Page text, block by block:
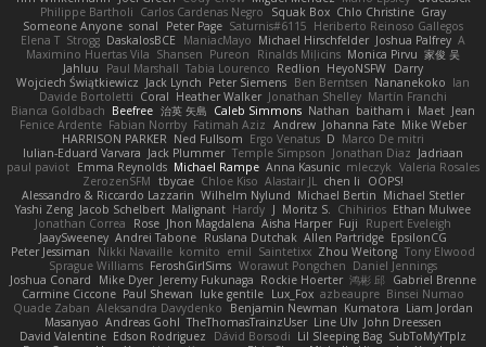
Philippe Bartholi Carlos Cardenas Negro Squak Box Chlo Christine Gray
Someone Anyone sonal Peter Page Saturnis#6115 Heriberto Reinoso Gallegos
Elena T Strogg DaskalosBCE ManiacMayo Michael Hirschfelder Joshua Palfrey A
Maximino Huertas Vila Shansen Pureon Rinalds Miļicins Monica Pirvu 家俊 吴
Jahluu
Paul Marshall Tabia Lourenco Redlion HeyoNSFW Darry
Wojciech Świątkiewicz Jack Lynch Peter Siemens Ben Berntsen Nananekoko Ian
Davide Bortoletti Coral Heather Walker Jonathan Shelley Martín Franchi
Bianca Goldbach Beefree 治英 矢島 Caleb Simmons Nathan baitham i Maet Jean
Fenice Ardente Fabian Norrby Fatimah Aziz Andrew Johanna Fate Mike Weber
HARRISON PARKER Ned Fullsom Ergo Venatus D Marco De mitri
Iulian-Eduard Varvara Jack Plummer Temple Simpson Jonathan Diaz Jadriaan
paul paviot Emma Reynolds Michael Rampe Anna Kasunic mleczyk Valeria Rosales
ZerozenSFM tbycae Chloe Kiso Alastair JL chen li
OOPS!
Alessandro & Riccardo Lazzarin Wilhelm Nylund Michael Bertin Michael Stetler
Yashi Zeng Jacob Schelbert Malignant Hardy J Moritz S. Chihirios Ethan Mulwee
Jonathan Correa
Rose Jhon Magdalena Aisha Harper Fuji
Rupert Eveleigh
JaaySweeney Andrei Tabone Ruslana Dutchak Allen Partridge EpsilonCG
Peter Jessiman
Nikki Navaille komito emil Saintetixx Zhou Weitong Tony Elwood
Sprague Williams FeroshGirlSims Worawut Pongchen Daniel Jennings
Joshua Conard
Mike Dyer Jeremy Fukunaga Rockie Hoerter 鸿彬 邱 Gabriel Brenne
Carmine Ciccone Paul Shewan luke gentile Lux_Fox azbeaupre Binsei Numao
Quade Zaban Aleksandra Davydenko Benjamin Newman Kumatora Liam Jordan
Masanyao Andreas Gohl TheThomasTrainzUser Line Ulv John Dreessen
David Valentine Edson Rodriguez Dávid Borsodi Lil Sleeping Bag SubToMyYTplz